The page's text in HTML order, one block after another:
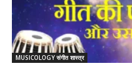
MUSICOLOGY संगीत शास्त्र